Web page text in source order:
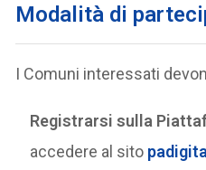
Modalità di
I Comuni interessati
Registrarsi sulla
accedere al sito